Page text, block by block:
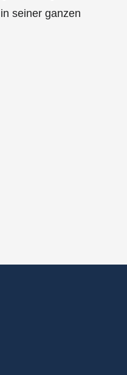
seiner ganzen